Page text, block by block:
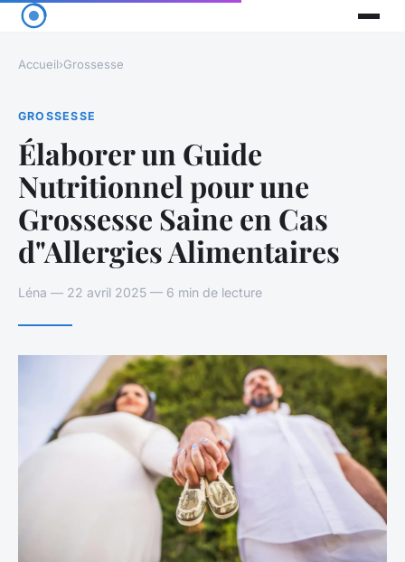
Accueil›Grossesse
GROSSESSE
Élaborer un Guide
Nutritionnel pour une
Grossesse Saine en Cas
d"Allergies Alimentaires
Léna — 22 avril 2025 — 6 min de lecture